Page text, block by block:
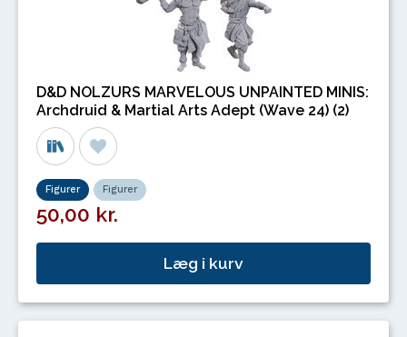
D&D NOLZURS MARVELOUS UNPAINTED MINIS:
Archdruid & Martial Arts Adept (Wave 24) (2)
Figurer Figurer
50,00 kr.
Læg i kurv